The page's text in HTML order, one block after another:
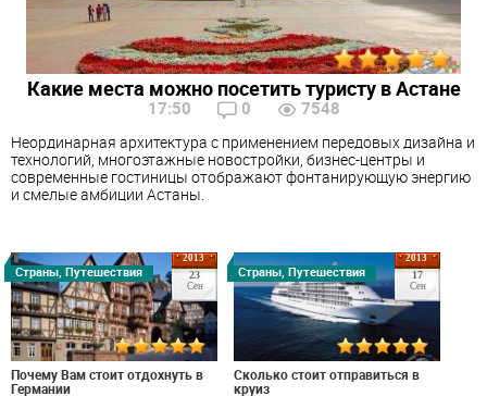
Какие места можно посетить туристу в Астане
17:50 0 7548
Неординарная архитектура с применением передовых дизайна и
технологий, многоэтажные новостройки, бизнес-центры и
современные гостиницы отображают фонтанирующую энергию
и смелые амбиции Астаны.
2013
23
Сен
Страны, Путешествия
Почему Вам стоит отдохнуть в
Германии
2013
17
Сен
Страны, Путешествия
Сколько стоит отправиться в
круиз